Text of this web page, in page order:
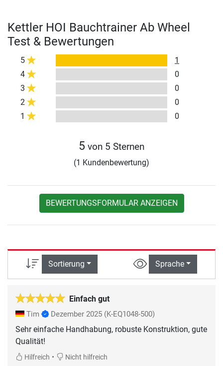
Kettler HOI Bauchtrainer Ab Wheel
Test & Bewertungen
5
1
4
0
3
0
2
0
1
0
5 von 5 Sternen
(1 Kundenbewertung)
BEWERTUNGSFORMULAR ANZEIGEN
Sortierung Sprache
Einfach gut
Tim Dezember 2025 (K-EQ1048-500)
Sehr einfache Handhabung, robuste Konstruktion, gute
Qualität!
Hilfreich • Nicht hilfreich